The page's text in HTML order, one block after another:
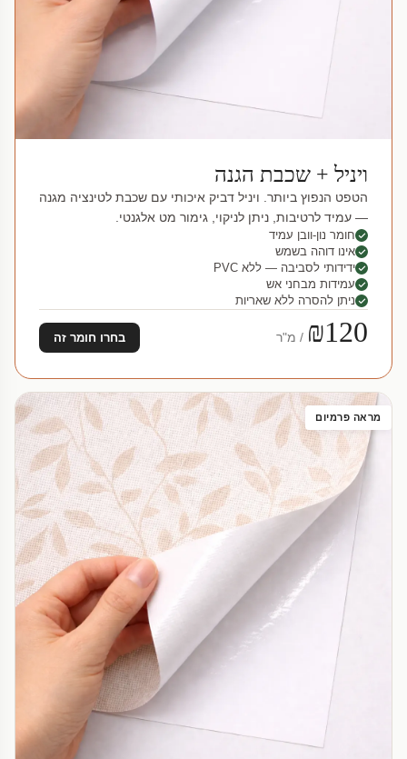
ויניל + שכבת הגנה
הטפט הנפוץ ביותר. ויניל דביק איכותי עם שכבת לטינציה מגנה
— עמיד לרטיבות, ניתן לניקוי, גימור מט אלגנטי.
חומר נון-וובן עמיד
אינו דוהה בשמש
ידידותי לסביבה — ללא PVC
עמידות מבחני אש
ניתן להסרה ללא שאריות
₪120 / מ"ר בחרו חומר זה
מראה פרמיום